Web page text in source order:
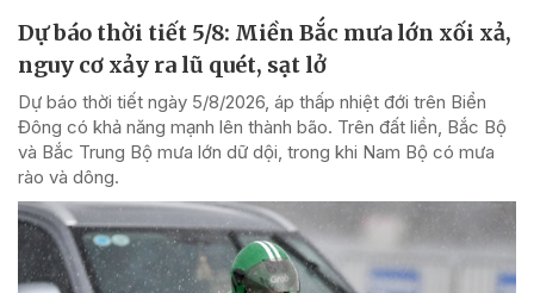
Dự báo thời tiết 5/8: Miền Bắc mưa lớn xối xả,
nguy cơ xảy ra lũ quét, sạt lở
Dự báo thời tiết ngày 5/8/2026, áp thấp nhiệt đới trên Biển
Đông có khả năng mạnh lên thành bão. Trên đất liền, Bắc Bộ
và Bắc Trung Bộ mưa lớn dữ dội, trong khi Nam Bộ có mưa
rào và dông.